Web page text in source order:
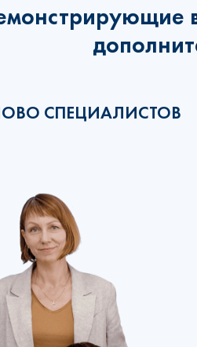
СПЕЦИАЛИСТОВ